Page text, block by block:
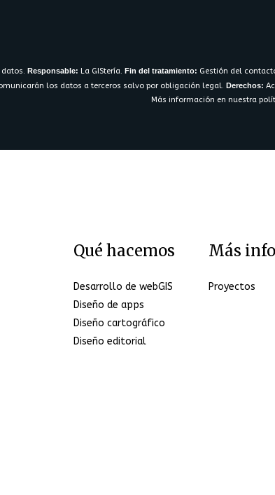
Responsable: La GIStería. Fin del tratamiento: Gestión del
los datos a terceros salvo por obligación legal. Derechos:
Más información en nuestra
Qué hacemos
Desarrollo de webGIS
Diseño de apps
Diseño cartográfico
Diseño editorial
Más
Proyectos